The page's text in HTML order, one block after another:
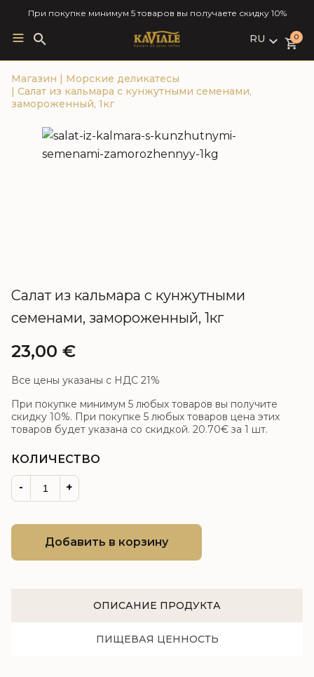
При покупке минимум 5 товаров вы получаете скидку 10%
Search
for:
RU
LV
0
Магазин | Морские деликатесы
| Салат из кальмара с кунжутными семенами,
замороженный, 1кг
Салат из кальмара с кунжутными
семенами, замороженный, 1кг
23,00 €
Все цены указаны с НДС 21%
При покупке минимум 5 любых товаров вы получите
скидку 10%. При покупке 5 любых товаров цена этих
товаров будет указана со скидкой. 20.70€ за 1 шт.
КОЛИЧЕСТВО
- +
Добавить в корзину
ОПИСАНИЕ ПРОДУКТА
ПИЩЕВАЯ ЦЕННОСТЬ